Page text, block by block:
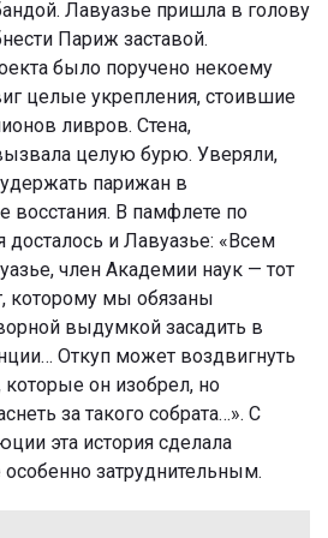
Лавуазье пришла в голову
Париж заставой.
было поручено некоему
целые укрепления, стоившие
ливров. Стена,
целую бурю. Уверяли,
парижан в
восстания. В памфлете по
досталось и Лавуазье: «Всем
член Академии наук — тот
которому мы обязаны
выдумкой засадить в
Откуп может воздвигнуть
которые он изобрел, но
за такого собрата…». С
эта история сделала
затруднительным.